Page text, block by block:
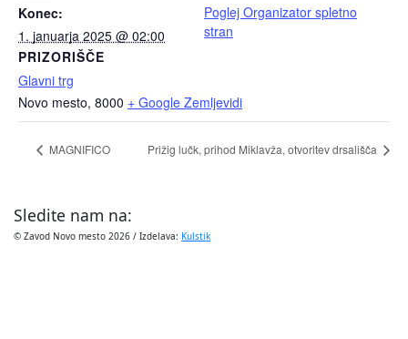
Konec:
1. januarja 2025 @ 02:00
PRIZORIŠČE
Glavni trg
Novo mesto, 8000 + Google Zemljevidi
Poglej Organizator spletno
stran
MAGNIFICO Prižig lučk, prihod Miklavža, otvoritev drsališča
Sledite nam na:
© Zavod Novo mesto 2026 / Izdelava: Kulstik